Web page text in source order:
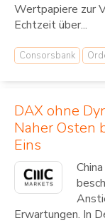
Wertpapiere zur
Echtzeit über...
Consorsbank
DAX ohne
Naher Osten
Eins
Erwartungen. In